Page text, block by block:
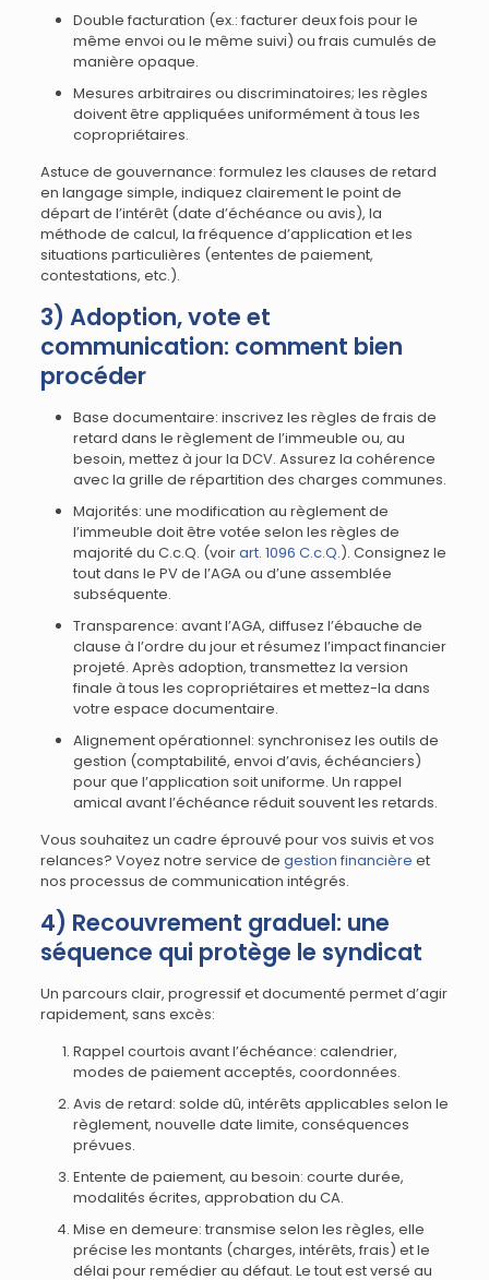
Double facturation (ex.: facturer deux fois pour le
même envoi ou le même suivi) ou frais cumulés de
manière opaque.
Mesures arbitraires ou discriminatoires; les règles
doivent être appliquées uniformément à tous les
copropriétaires.
Astuce de gouvernance: formulez les clauses de retard
en langage simple, indiquez clairement le point de
départ de l’intérêt (date d’échéance ou avis), la
méthode de calcul, la fréquence d’application et les
situations particulières (ententes de paiement,
contestations, etc.).
3) Adoption, vote et
communication: comment bien
procéder
Base documentaire: inscrivez les règles de frais de
retard dans le règlement de l’immeuble ou, au
besoin, mettez à jour la DCV. Assurez la cohérence
avec la grille de répartition des charges communes.
Majorités: une modification au règlement de
l’immeuble doit être votée selon les règles de
majorité du C.c.Q. (voirart. 1096 C.c.Q.). Consignez le
tout dans le PV de l’AGA ou d’une assemblée
subséquente.
Transparence: avant l’AGA, diffusez l’ébauche de
clause à l’ordre du jour et résumez l’impact financier
projeté. Après adoption, transmettez la version
finale à tous les copropriétaires et mettez-la dans
votre espace documentaire.
Alignement opérationnel: synchronisez les outils de
gestion (comptabilité, envoi d’avis, échéanciers)
pour que l’application soit uniforme. Un rappel
amical avant l’échéance réduit souvent les retards.
Vous souhaitez un cadre éprouvé pour vos suivis et vos
relances? Voyez notre service de gestion financière et
nos processus de communication intégrés.
4) Recouvrement graduel: une
séquence qui protège le syndicat
Un parcours clair, progressif et documenté permet d’agir
rapidement, sans excès:
Rappel courtois avant l’échéance: calendrier,
modes de paiement acceptés, coordonnées.
Avis de retard: solde dû, intérêts applicables selon le
règlement, nouvelle date limite, conséquences
prévues.
Entente de paiement, au besoin: courte durée,
modalités écrites, approbation du CA.
Mise en demeure: transmise selon les règles, elle
précise les montants (charges, intérêts, frais) et le
délai pour remédier au défaut. Le tout est versé au